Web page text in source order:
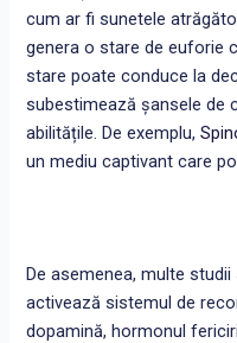
cum ar fi sunetele
genera o stare de euforie
stare poate conduce la
subestimează șansele de
abilitățile. De exemplu,
un mediu captivant care
De asemenea, multe
activează sistemul de
dopamină, hormonul